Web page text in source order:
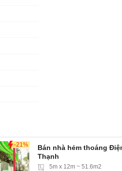
-21%
Bán nhà hẻm thoáng
Thạnh
5m x 12m ~ 51.6m2